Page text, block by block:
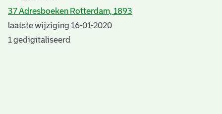
37 Adresboeken Rotterdam, 1893
laatste wijziging 16-01-2020
1 gedigitaliseerd